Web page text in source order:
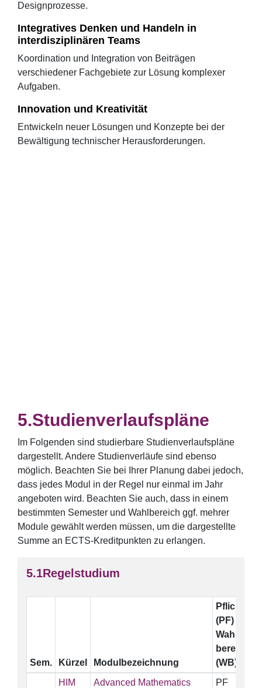
Designprozesse.
Integratives Denken und Handeln in
interdisziplinären Teams
Koordination und Integration von Beiträgen
verschiedener Fachgebiete zur Lösung komplexer
Aufgaben.
Innovation und Kreativität
Entwickeln neuer Lösungen und Konzepte bei der
Bewältigung technischer Herausforderungen.
Studienverlaufspläne
Im Folgenden sind studierbare Studienverlaufspläne
dargestellt. Andere Studienverläufe sind ebenso
möglich. Beachten Sie bei Ihrer Planung dabei jedoch,
dass jedes Modul in der Regel nur einmal im Jahr
angeboten wird. Beachten Sie auch, dass in einem
bestimmten Semester und Wahlbereich ggf. mehrer
Module gewählt werden müssen, um die dargestellte
Summe an ECTS-Kreditpunkten zu erlangen.
Regelstudium
Sem. Kürzel Modulbezeichnung
Pflicht
(PF)
Wahl-
bereich
(WB)
HIM Advanced Mathematics PF